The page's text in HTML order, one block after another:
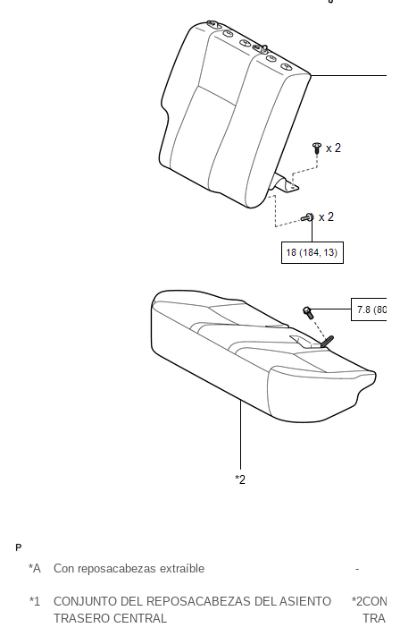
*A Con reposacabezas extraíble -
*1
CONJUNTO DEL REPOSACABEZAS DEL ASIENTO
TRASERO CENTRAL
*2